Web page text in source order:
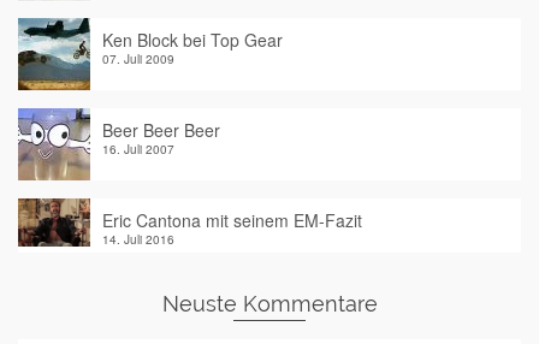
Ken Block bei Top Gear
07. Juli 2009
Beer Beer Beer
16. Juli 2007
Eric Cantona mit seinem EM-Fazit
14. Juli 2016
Neuste Kommentare